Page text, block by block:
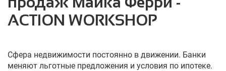
ACTION WORKSHOP
Сфера недвижимости постоянно в движении. Банки
меняют льготные предложения и условия по ипотеке.